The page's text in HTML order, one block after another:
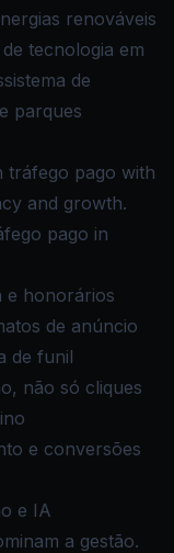
renováveis
tecnologia em
de
parques
tráfego pago with
and growth.
pago in
e honorários
de anúncio
de funil
não só cliques
e conversões
e IA
a gestão.